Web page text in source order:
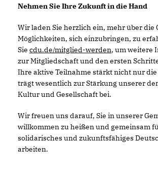
Nehmen Sie Ihre Zukunft in die Hand
Wir laden Sie herzlich ein, mehr über die
Möglichkeiten, sich einzubringen, zu
Sie cdu.de/mitglied-werden, um weitere
zur Mitgliedschaft und den ersten
Ihre aktive Teilnahme stärkt nicht nur die
trägt wesentlich zur Stärkung unserer
Kultur und Gesellschaft bei.
Wir freuen uns darauf, Sie in unserer
willkommen zu heißen und gemeinsam
solidarisches und zukunftsfähiges
arbeiten.